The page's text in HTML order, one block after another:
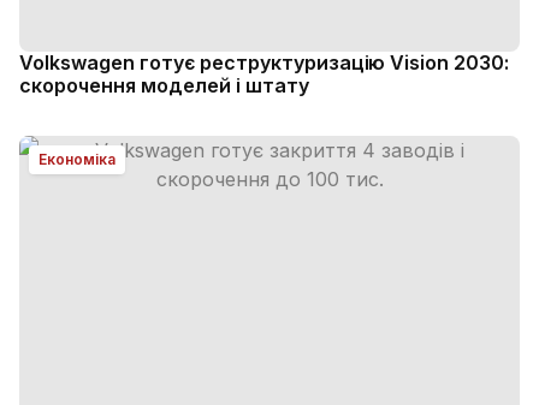
Volkswagen готує реструктуризацію Vision 2030:
скорочення моделей і штату
Економіка